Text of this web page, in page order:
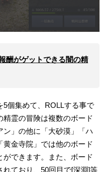
酬がゲットできる闇の精
個集めて、ROLLする事で
霊の冒険は複数のボード
ン」の他に「大砂漠」「ハ
黄金寺院」では他のボード
できます。また、ボード
れており、50回目で[深淵]等